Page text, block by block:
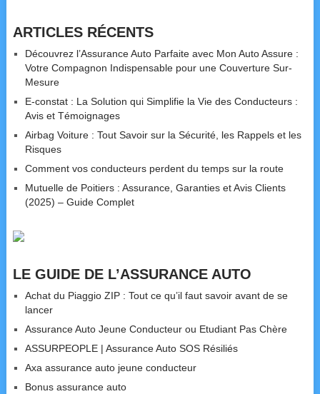
ARTICLES RÉCENTS
Découvrez l’Assurance Auto Parfaite avec Mon Auto Assure :
Votre Compagnon Indispensable pour une Couverture Sur-
Mesure
E-constat : La Solution qui Simplifie la Vie des Conducteurs :
Avis et Témoignages
Airbag Voiture : Tout Savoir sur la Sécurité, les Rappels et les
Risques
Comment vos conducteurs perdent du temps sur la route
Mutuelle de Poitiers : Assurance, Garanties et Avis Clients
(2025) – Guide Complet
LE GUIDE DE L’ASSURANCE AUTO
Achat du Piaggio ZIP : Tout ce qu’il faut savoir avant de se
lancer
Assurance Auto Jeune Conducteur ou Etudiant Pas Chère
ASSURPEOPLE | Assurance Auto SOS Résiliés
Axa assurance auto jeune conducteur
Bonus assurance auto